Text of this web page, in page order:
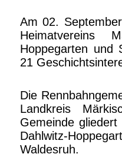
Am 02.
Heimatvereins
Hoppegarten und
21
Die
Landkreis
Gemeinde
Dahlwitz-
Waldesruh.